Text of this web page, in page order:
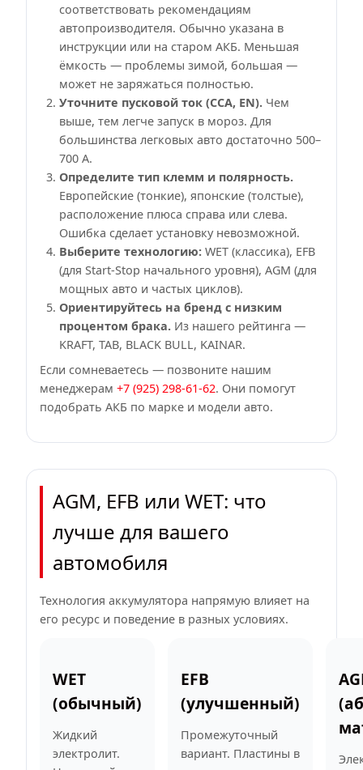
соответствовать рекомендациям
автопроизводителя. Обычно указана в
инструкции или на старом АКБ. Меньшая
ёмкость — проблемы зимой, большая —
может не заряжаться полностью.
Уточните пусковой ток (CCA, EN). Чем
выше, тем легче запуск в мороз. Для
большинства легковых авто достаточно 500–
700 А.
Определите тип клемм и полярность.
Европейские (тонкие), японские (толстые),
расположение плюса справа или слева.
Ошибка сделает установку невозможной.
Выберите технологию: WET (классика), EFB
(для Start-Stop начального уровня), AGM (для
мощных авто и частых циклов).
Ориентируйтесь на бренд с низким
процентом брака. Из нашего рейтинга —
KRAFT, TAB, BLACK BULL, KAINAR.
Если сомневаетесь — позвоните нашим
менеджерам +7 (925) 298-61-62. Они помогут
подобрать АКБ по марке и модели авто.
AGM, EFB или WET: что
лучше для вашего
автомобиля
Технология аккумулятора напрямую влияет на
его ресурс и поведение в разных условиях.
WET
(обычный)
Жидкий
электролит.
EFB
(улучшенный)
Промежуточный
вариант. Пластины в